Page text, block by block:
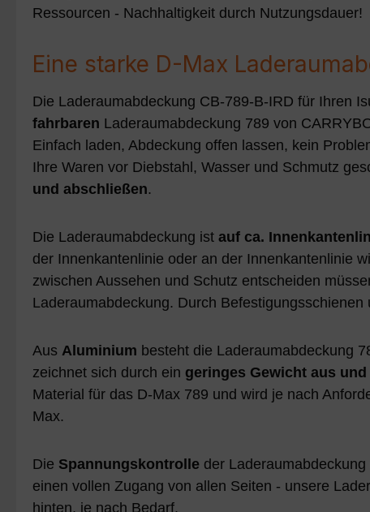
Ressourcen - Nachhaltigkeit durch Nutzungsdauer!
Eine starke D-Max
Die Laderaumabdeckung CB-789-B-IRD für Ihren
fahrbaren Laderaumabdeckung 789 von
Einfach laden, Abdeckung offen lassen, kein
Ihre Waren vor Diebstahl, Wasser und Schmutz
und abschließen.
Die Laderaumabdeckung ist auf ca.
der Innenkantenlinie oder an der Innenkantenlinie
zwischen Aussehen und Schutz entscheiden
Laderaumabdeckung. Durch
Aus Aluminium besteht die Laderaumabdeckung
zeichnet sich durch ein geringes Gewicht aus
Material für das D-Max 789 und wird je nach
Max.
Die Spannungskontrolle der
einen vollen Zugang von allen Seiten - unsere
hinten, je nach Bedarf.